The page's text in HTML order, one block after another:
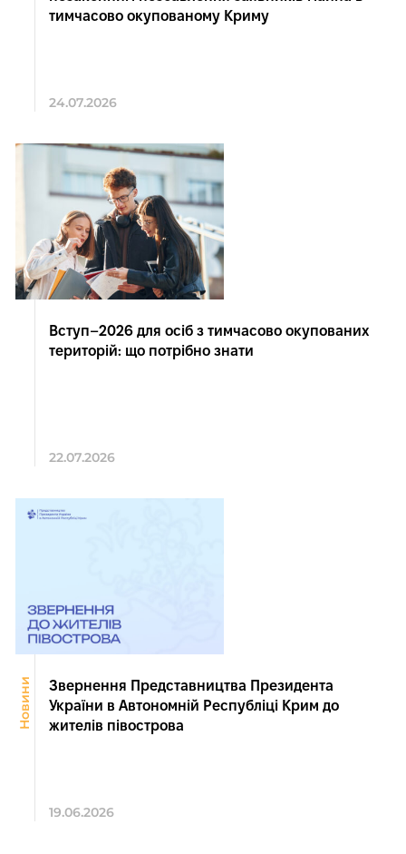
тимчасово окупованому Криму
24.07.2026
Вступ–2026 для осіб з тимчасово окупованих
територій: що потрібно знати
22.07.2026
Новини
Звернення Представництва Президента
України в Автономній Республіці Крим до
жителів півострова
19.06.2026